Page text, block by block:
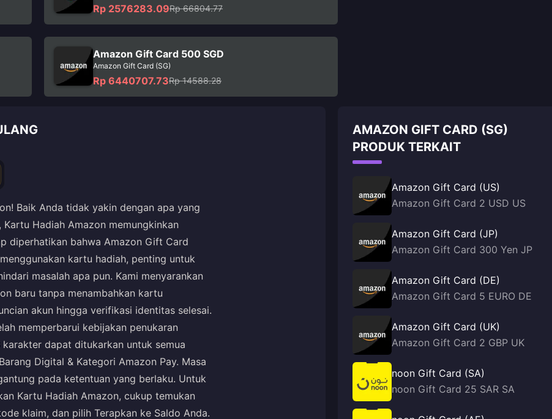
Rp 2576283.09Rp 66804.77
Amazon Gift Card 500 SGD
Amazon Gift Card (SG)
Rp 6440707.73Rp 14588.28
Baik Anda tidak yakin dengan apa yang
Hadiah Amazon memungkinkan
diperhatikan bahwa Amazon Gift Card
kartu hadiah, penting untuk
masalah apa pun. Kami menyarankan
baru tanpa menambahkan kartu
akun hingga verifikasi identitas selesai.
memperbarui kebijakan penukaran
dapat ditukarkan untuk semua
Digital & Kategori Amazon Pay. Masa
pada ketentuan yang berlaku. Untuk
Kartu Hadiah Amazon, cukup temukan
klaim, dan pilih Terapkan ke Saldo Anda.
AMAZON GIFT CARD (SG)
PRODUK TERKAIT
Amazon Gift Card (US)
Amazon Gift Card 2 USD US
Amazon Gift Card (JP)
Amazon Gift Card 300 Yen JP
Amazon Gift Card (DE)
Amazon Gift Card 5 EURO DE
Amazon Gift Card (UK)
Amazon Gift Card 2 GBP UK
noon Gift Card (SA)
noon Gift Card 25 SAR SA